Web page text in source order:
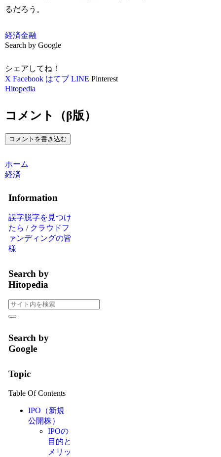
るだろう。
経済金融
Search by Google
シェアしてね！
X Facebook はてブ LINE Pinterest
Hitopedia
コメント（β版）
コメントを書き込む
ホーム
経済
Information
誤字脱字を見つけ
たら / クラウドフ
ァンディングの皆
様
Search by
Hitopedia
Search by
Google
Topic
Table Of Contents
IPO（新規
公開株）
IPOの
目的と
メリッ